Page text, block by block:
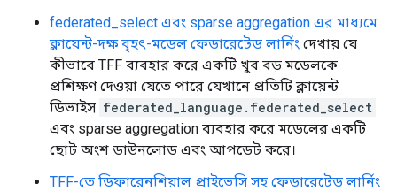
federated_select এবং sparse aggregation এর মাধ্যমে
ক্লায়েন্ট-দক্ষ বৃহৎ-মডেল ফেডারেটেড লার্নিং দেখায় যে
কীভাবে TFF ব্যবহার করে একটি খুব বড় মডেলকে
প্রশিক্ষণ দেওয়া যেতে পারে যেখানে প্রতিটি ক্লায়েন্ট
ডিভাইস federated_language.federated_select
এবং sparse aggregation ব্যবহার করে মডেলের একটি
ছোট অংশ ডাউনলোড এবং আপডেট করে।
TFF-তে ডিফারেনশিয়াল প্রাইভেসি সহ ফেডারেটেড লার্নিং